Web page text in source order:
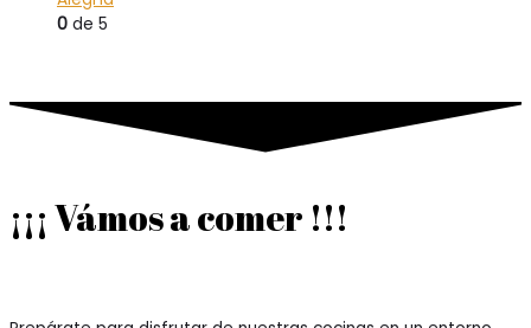
0 de 5
¡¡¡ Vámos a comer !!!